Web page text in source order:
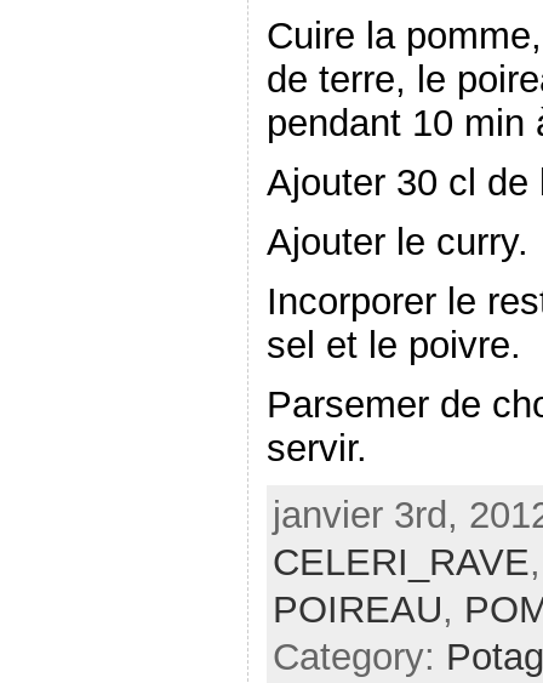
Cuire la
de terre, le
pendant 10 min
Ajouter 30 cl de
Ajouter le curry.
Incorporer le
sel et le poivre.
Parsemer de
servir.
janvier 3rd,
CELERI_RAVE
POIREAU,
Category: